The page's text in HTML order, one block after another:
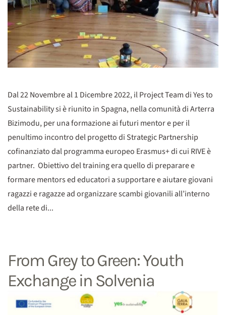
Dal 22 Novembre al 1 Dicembre 2022, il Project Team di Yes to
Sustainability si è riunito in Spagna, nella comunità di Arterra
Bizimodu, per una formazione ai futuri mentor e per il
penultimo incontro del progetto di Strategic Partnership
cofinanziato dal programma europeo Erasmus+ di cui RIVE è
partner. Obiettivo del training era quello di preparare e
formare mentors ed educatori a supportare e aiutare giovani
ragazzi e ragazze ad organizzare scambi giovanili all’interno
della rete di...
From Grey to Green: Youth
Exchange in Solvenia